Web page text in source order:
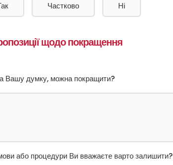
Частково Ні
щодо покращення
Вашу думку, можна покращити?
або процедури Ви вважаєте варто залишити?